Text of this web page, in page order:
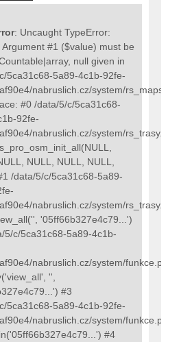
: Uncaught TypeError:
#1 ($value) must be
null given in
5ca31c68-5a89-4c1b-92fe-
nabruslich.cz/system/
#0 /data/5/c/5ca31c68-
92fe-
nabruslich.cz/system/
NULL, NULL, NULL,
/data/5/c/5ca31c68-5a89-
nabruslich.cz/system/
'05ff66b327e4c79...')
5/c/5ca31c68-5a89-4c1b-
nabruslich.cz/system/
'',
#3
5ca31c68-5a89-4c1b-92fe-
nabruslich.cz/system/
#4